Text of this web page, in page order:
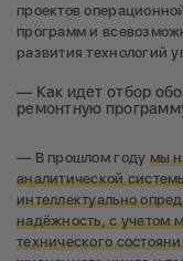
проектов
программ и
развития технологий
— Как идет отбор
ремонтную
— В прошлом году мы
аналитической
интеллектуально
надёжность, с учетом
технического